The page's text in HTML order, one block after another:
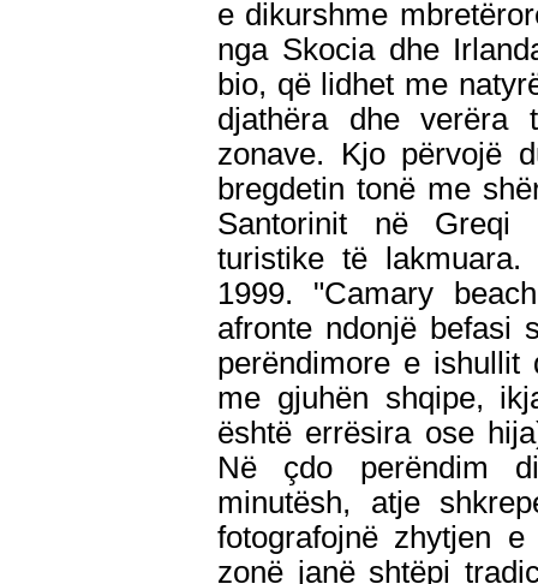
e dikurshme
nga Skocia dhe
bio, që lidhet me
djathëra dhe verëra
zonave. Kjo përvojë
bregdetin tonë me
Santorinit në Greqi
turistike të
1999. "Camary
afronte ndonjë befasi
perëndimore e ishullit
me gjuhën shqipe,
është errësira ose
Në çdo perëndim
minutësh, atje
fotografojnë zhytjen
zonë janë shtëpi